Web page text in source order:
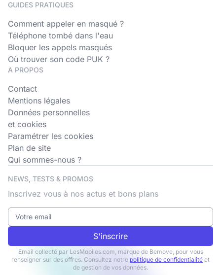
GUIDES PRATIQUES
Comment appeler en masqué ?
Téléphone tombé dans l'eau
Bloquer les appels masqués
Où trouver son code PUK ?
A PROPOS
Contact
Mentions légales
Données personnelles
et cookies
Paramétrer les cookies
Plan de site
Qui sommes-nous ?
NEWS, TESTS & PROMOS
Inscrivez vous à nos actus et bons plans
S'inscrire
Email collecté par LesMobiles.com, marque de Bemove, pour vous
renseigner sur des offres. Consultez notre politique de confidentialité et
de gestion de vos données.